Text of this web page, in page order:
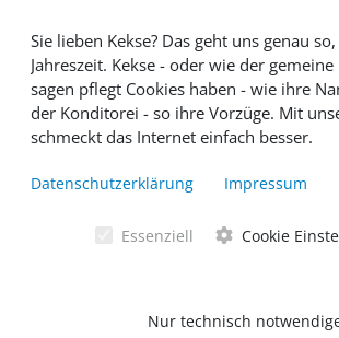
Medienspiegel &
*** Vertrag widerrufen ***
Sie lieben Kekse? Das geht uns genau
Jahreszeit. Kekse - oder wie der gemeine
sagen pflegt Cookies haben - wie ihre
der Konditorei - so ihre Vorzüge. Mit
schmeckt das Internet einfach besser.
Cookies helfen Ihnen, Ihre gewünschten
Werbung sparen und selbstverständlich
Statistiken erstellen (#Ehrensache).
Datenschutzerklärung Impressum
Essenziell Cookie
Nur technisch